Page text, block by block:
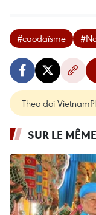
#caodaïsme
Theo dõi
SUR LE